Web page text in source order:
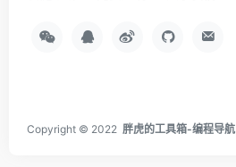
Copyright © 2022 胖虎的工具箱-编程导航